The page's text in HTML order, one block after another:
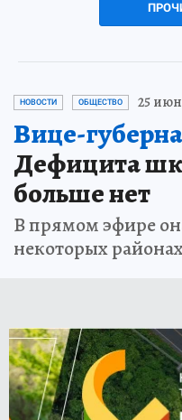
НОВОСТИ ОБЩЕСТВО 25
Вице-
Дефицита
больше нет
В прямом эфире
некоторых